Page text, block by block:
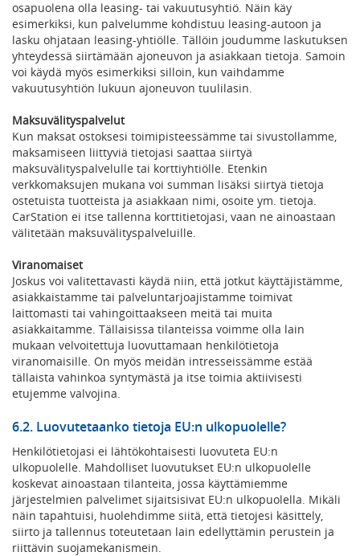
osapuolena olla leasing- tai vakuutusyhtiö. Näin käy
esimerkiksi, kun palvelumme kohdistuu leasing-autoon ja
lasku ohjataan leasing-yhtiölle. Tällöin joudumme laskutuksen
yhteydessä siirtämään ajoneuvon ja asiakkaan tietoja. Samoin
voi käydä myös esimerkiksi silloin, kun vaihdamme
vakuutusyhtiön lukuun ajoneuvon tuulilasin.
Maksuvälityspalvelut
Kun maksat ostoksesi toimipisteessämme tai sivustollamme,
maksamiseen liittyviä tietojasi saattaa siirtyä
maksuvälityspalvelulle tai korttiyhtiölle. Etenkin
verkkomaksujen mukana voi summan lisäksi siirtyä tietoja
ostetuista tuotteista ja asiakkaan nimi, osoite ym. tietoja.
CarStation ei itse tallenna korttitietojasi, vaan ne ainoastaan
välitetään maksuvälityspalveluille.
Viranomaiset
Joskus voi valitettavasti käydä niin, että jotkut käyttäjistämme,
asiakkaistamme tai palveluntarjoajistamme toimivat
laittomasti tai vahingoittaakseen meitä tai muita
asiakkaitamme. Tällaisissa tilanteissa voimme olla lain
mukaan velvoitettuja luovuttamaan henkilötietoja
viranomaisille. On myös meidän intresseissämme estää
tällaista vahinkoa syntymästä ja itse toimia aktiivisesti
etujemme valvojina.
6.2. Luovutetaanko tietoja EU:n ulkopuolelle?
Henkilötietojasi ei lähtökohtaisesti luovuteta EU:n
ulkopuolelle. Mahdolliset luovutukset EU:n ulkopuolelle
koskevat ainoastaan tilanteita, jossa käyttämiemme
järjestelmien palvelimet sijaitsisivat EU:n ulkopuolella. Mikäli
näin tapahtuisi, huolehdimme siitä, että tietojesi käsittely,
siirto ja tallennus toteutetaan lain edellyttämin perustein ja
riittävin suojamekanismein.